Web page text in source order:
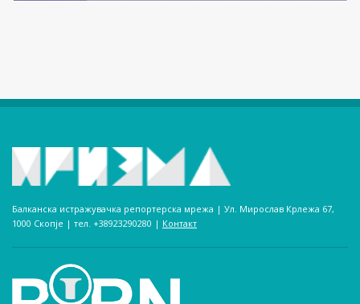
Балканска истражувачка репортерска мрежа | Ул. Мирослав Крлежа 67,
1000 Скопје | тел. +38923290280­ | Контакт